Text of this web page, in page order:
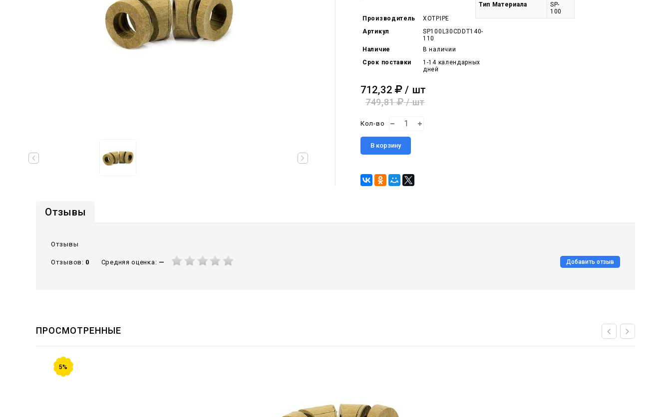
Производитель
XOTPIPE
Артикул
SP100L30CDDT140-
110
Наличие
В наличии
Срок поставки
1-14 календарных
дней
712,32 / шт
749,81 / шт
Кол-во
В корзину
Тип Материала
SP-
100
Отзывы
Отзывы
Отзывов: 0 Средняя оценка: — Добавить отзыв
ПРОСМОТРЕННЫЕ
5%